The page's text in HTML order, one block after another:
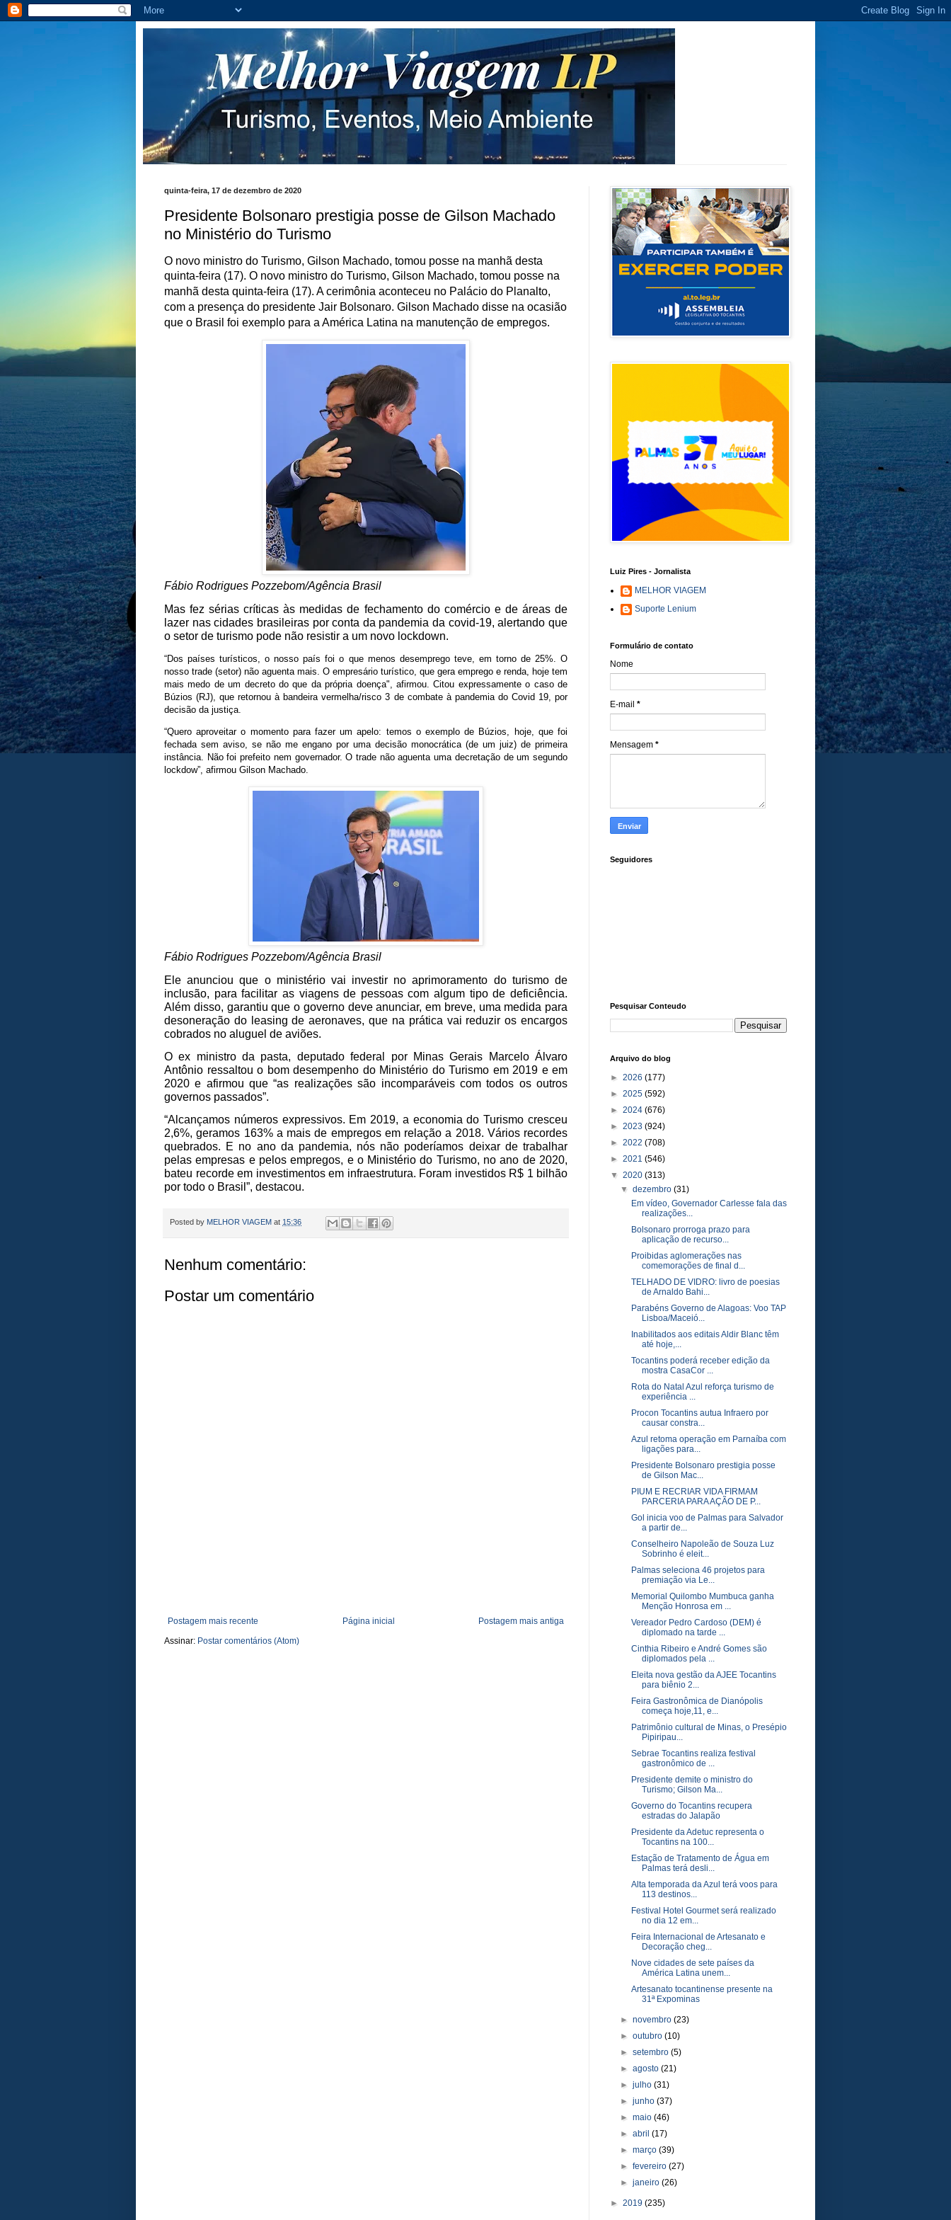
quinta-feira, 17 de dezembro de 2020
Presidente Bolsonaro prestigia posse de Gilson Machado
no Ministério do Turismo
O novo ministro do Turismo, Gilson Machado, tomou posse na manhã desta
quinta-feira (17). O novo ministro do Turismo, Gilson Machado, tomou posse na
manhã desta quinta-feira (17). A cerimônia aconteceu no Palácio do Planalto,
com a presença do presidente Jair Bolsonaro. Gilson Machado disse na ocasião
que o Brasil foi exemplo para a América Latina na manutenção de empregos.
Fábio Rodrigues Pozzebom/Agência Brasil
Mas fez sérias críticas às medidas de fechamento do comércio e de áreas de
lazer nas cidades brasileiras por conta da pandemia da covid-19, alertando que
o setor de turismo pode não resistir a um novo lockdown.
“Dos países turísticos, o nosso país foi o que menos desemprego teve, em torno de 25%. O
nosso trade (setor) não aguenta mais. O empresário turístico, que gera emprego e renda, hoje tem
mais medo de um decreto do que da própria doença", afirmou. Citou expressamente o caso de
Búzios (RJ), que retornou à bandeira vermelha/risco 3 de combate à pandemia do Covid 19, por
decisão da justiça.
“Quero aproveitar o momento para fazer um apelo: temos o exemplo de Búzios, hoje, que foi
fechada sem aviso, se não me engano por uma decisão monocrática (de um juiz) de primeira
instância. Não foi prefeito nem governador. O trade não aguenta uma decretação de um segundo
lockdow”, afirmou Gilson Machado.
Fábio Rodrigues Pozzebom/Agência Brasil
Ele anunciou que o ministério vai investir no aprimoramento do turismo de
inclusão, para facilitar as viagens de pessoas com algum tipo de deficiência.
Além disso, garantiu que o governo deve anunciar, em breve, uma medida para
desoneração do leasing de aeronaves, que na prática vai reduzir os encargos
cobrados no aluguel de aviões.
O ex ministro da pasta, deputado federal por Minas Gerais Marcelo Álvaro
Antônio ressaltou o bom desempenho do Ministério do Turismo em 2019 e em
2020 e afirmou que “as realizações são incomparáveis com todos os outros
governos passados”.
“Alcançamos números expressivos. Em 2019, a economia do Turismo cresceu
2,6%, geramos 163% a mais de empregos em relação a 2018. Vários recordes
quebrados. E no ano da pandemia, nós não poderíamos deixar de trabalhar
pelas empresas e pelos empregos, e o Ministério do Turismo, no ano de 2020,
bateu recorde em investimentos em infraestrutura. Foram investidos R$ 1 bilhão
por todo o Brasil”, destacou.
Posted by MELHOR VIAGEM at 15:36
Nenhum comentário:
Postar um comentário
Postagem mais recente Postagem mais antiga
Página inicial
Assinar: Postar comentários (Atom)
Luiz Pires - Jornalista
MELHOR VIAGEM
Suporte Lenium
Formulário de contato
Nome
E-mail *
Mensagem *
Seguidores
Pesquisar Conteudo
Arquivo do blog
► 2026 (177)
► 2025 (592)
► 2024 (676)
► 2023 (924)
► 2022 (708)
► 2021 (546)
▼ 2020 (313)
▼dezembro(31)
Em vídeo, Governador Carlesse fala das
realizações...
Bolsonaro prorroga prazo para
aplicação de recurso...
Proibidas aglomerações nas
comemorações de final d...
TELHADO DE VIDRO: livro de poesias
de Arnaldo Bahi...
Parabéns Governo de Alagoas: Voo TAP
Lisboa/Maceió...
Inabilitados aos editais Aldir Blanc têm
até hoje,...
Tocantins poderá receber edição da
mostra CasaCor ...
Rota do Natal Azul reforça turismo de
experiência ...
Procon Tocantins autua Infraero por
causar constra...
Azul retoma operação em Parnaíba com
ligações para...
Presidente Bolsonaro prestigia posse
de Gilson Mac...
PIUM E RECRIAR VIDA FIRMAM
PARCERIA PARA AÇÃO DE P...
Gol inicia voo de Palmas para Salvador
a partir de...
Conselheiro Napoleão de Souza Luz
Sobrinho é eleit...
Palmas seleciona 46 projetos para
premiação via Le...
Memorial Quilombo Mumbuca ganha
Menção Honrosa em ...
Vereador Pedro Cardoso (DEM) é
diplomado na tarde ...
Cinthia Ribeiro e André Gomes são
diplomados pela ...
Eleita nova gestão da AJEE Tocantins
para biênio 2...
Feira Gastronômica de Dianópolis
começa hoje,11, e...
Patrimônio cultural de Minas, o Presépio
Pipiripau...
Sebrae Tocantins realiza festival
gastronômico de ...
Presidente demite o ministro do
Turismo; Gilson Ma...
Governo do Tocantins recupera
estradas do Jalapão
Presidente da Adetuc representa o
Tocantins na 100...
Estação de Tratamento de Água em
Palmas terá desli...
Alta temporada da Azul terá voos para
113 destinos...
Festival Hotel Gourmet será realizado
no dia 12 em...
Feira Internacional de Artesanato e
Decoração cheg...
Nove cidades de sete países da
América Latina unem...
Artesanato tocantinense presente na
31ª Expominas
►novembro(23)
►outubro(10)
►setembro(5)
►agosto(21)
►julho(31)
►junho(37)
►maio(46)
►abril(17)
►março(39)
►fevereiro(27)
►janeiro(26)
► 2019 (235)